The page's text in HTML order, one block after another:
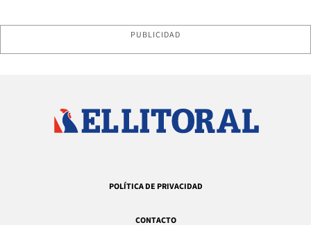
PUBLICIDAD
POLÍTICA DE PRIVACIDAD
CONTACTO